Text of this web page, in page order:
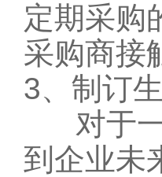
定期采购
采购商接
3、制订
对于一
到企业未